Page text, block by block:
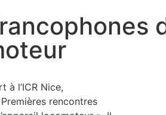
à l’ICR Nice,
rencontres